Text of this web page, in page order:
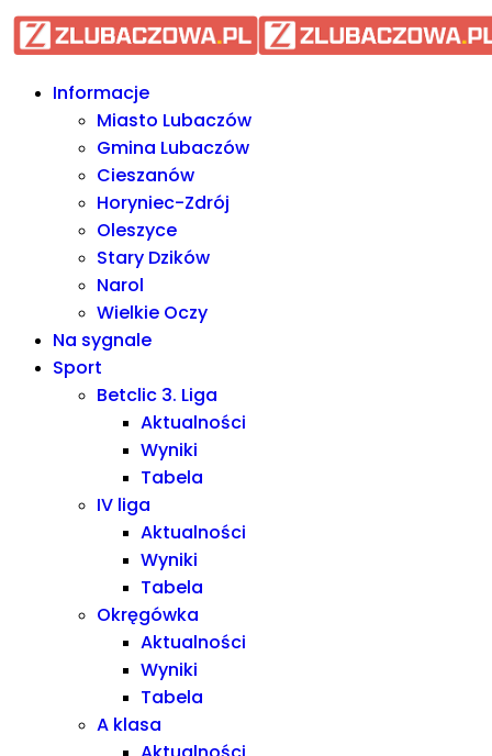
Informacje Lubaczów, powiat
Informacje
Miasto Lubaczów
Gmina Lubaczów
Cieszanów
Horyniec-Zdrój
Oleszyce
Stary Dzików
Narol
Wielkie Oczy
Na sygnale
Sport
Betclic 3. Liga
Aktualności
Wyniki
Tabela
IV liga
Aktualności
Wyniki
Tabela
Okręgówka
Aktualności
Wyniki
Tabela
A klasa